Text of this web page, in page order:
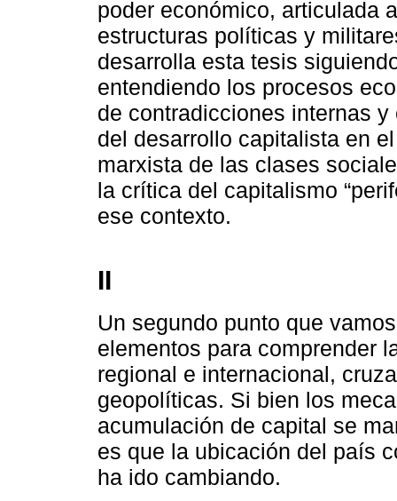
poder económico, articulada
estructuras políticas y
desarrolla esta tesis
entendiendo los procesos
de contradicciones internas
del desarrollo capitalista en
marxista de las clases
la crítica del capitalismo
ese contexto.
II
Un segundo punto que
elementos para comprender
regional e internacional,
geopolíticas. Si bien los
acumulación de capital se
es que la ubicación del país
ha ido cambiando.